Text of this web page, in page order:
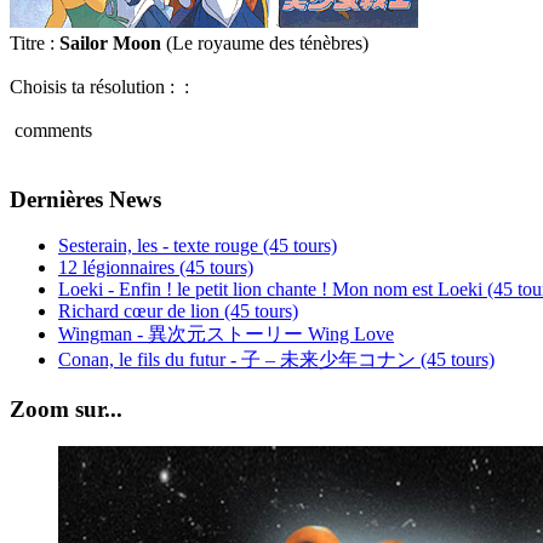
Titre : Sailor Moon (Le royaume des ténèbres)
Choisis ta résolution : :
comments
Dernières News
Sesterain, les - texte rouge (45 tours)
12 légionnaires (45 tours)
Loeki - Enfin ! le petit lion chante ! Mon nom est Loeki (45
Richard cœur de lion (45 tours)
Wingman - 異次元ストーリー Wing Love
Conan, le fils du futur - 子 – 未来少年コナン (45 tours)
Zoom sur...